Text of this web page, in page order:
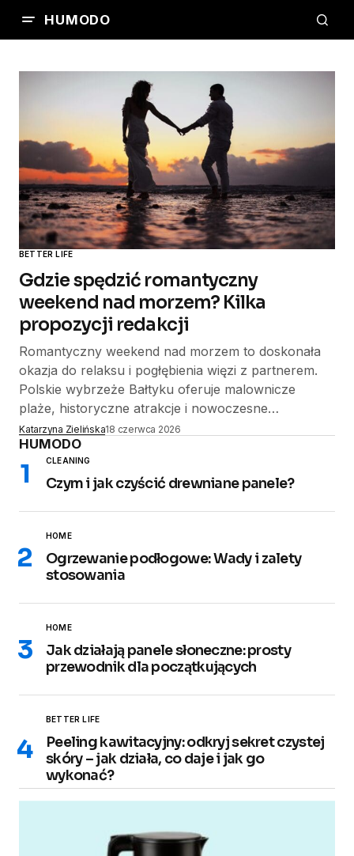
HUMODO
BETTER LIFE
Gdzie spędzić romantyczny
weekend nad morzem? Kilka
propozycji redakcji
Romantyczny weekend nad morzem to doskonała
okazja do relaksu i pogłębienia więzi z partnerem.
Polskie wybrzeże Bałtyku oferuje malownicze
plaże, historyczne atrakcje i nowoczesne…
Katarzyna Zielińska18 czerwca 2026
HUMODO
CLEANING
Czym i jak czyścić drewniane panele?
HOME
Ogrzewanie podłogowe: Wady i zalety
stosowania
HOME
Jak działają panele słoneczne: prosty
przewodnik dla początkujących
BETTER LIFE
Peeling kawitacyjny: odkryj sekret czystej
skóry – jak działa, co daje i jak go
wykonać?